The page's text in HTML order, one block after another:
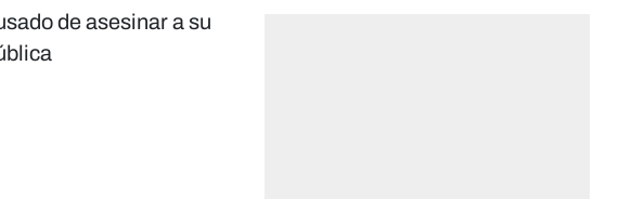
de asesinar a su